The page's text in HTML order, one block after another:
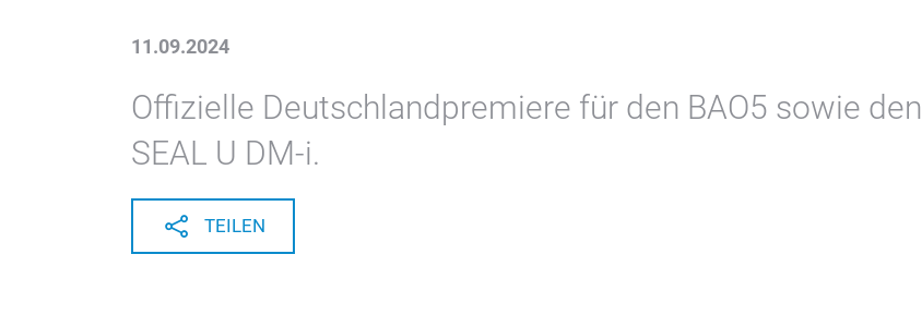
11.09.2024
Offizielle Deutschlandpremiere für den BAO5 sowie den
SEAL U DM-i.
TEILEN